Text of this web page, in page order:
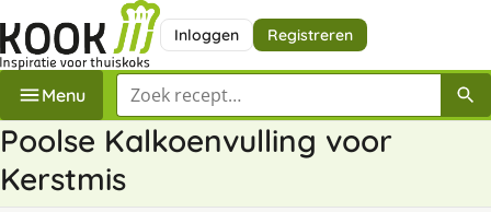
Inloggen Registreren
Menu Zoek een recept
Poolse Kalkoenvulling voor
Kerstmis